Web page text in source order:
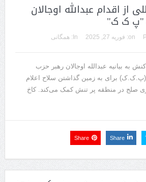
از اقدام عبدالله اوجالان
"پ ک ک"
on: فوریه 27, 2025 In:
همگانی
به بیانیه عبدالله اوجالان رهبر حزب
(پ.ک.ک) برای به زمین گذاشتن سلاح اعلام
صلح در منطقه‌ پر تنش کمک می‌کند. کاخ
Share
Share